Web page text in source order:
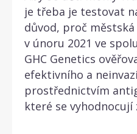
je třeba je testovat
důvod, proč městská
v únoru 2021 ve
GHC Genetics
efektivního a
prostřednictvím
které se vyhodnocují